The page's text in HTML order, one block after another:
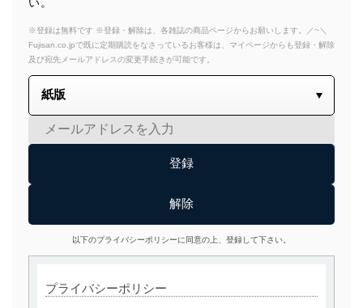
※登録は無料です ※登録・解除は、各雑誌の商品ページからお願いします。／~＼
Fujisan.co.jpで既に定期購読をなさっているお客様は、マイページからも登録・解除
及び宛先メールアドレスの変更手続きが可能です。
以下のプライバシーポリシーに同意の上、登録して下さい。
プライバシーポリシー